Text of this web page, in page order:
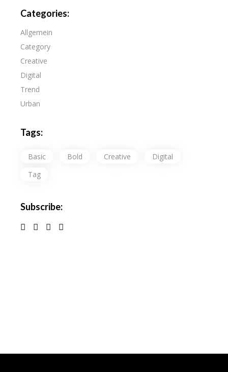
Categories:
Allgemein
Category
Creative
Digital
Trend
Urban
Tags:
Basic Bold Creative
Digital
Tag
Subscribe: